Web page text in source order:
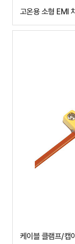
고온용 소형 EMI
케이블 클램프/캡